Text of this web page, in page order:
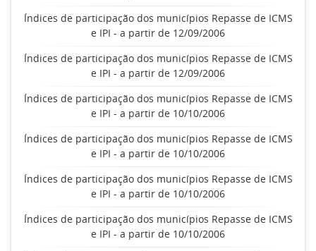
Índices de participação dos municípios Repasse de ICMS
e IPI - a partir de 12/09/2006
Índices de participação dos municípios Repasse de ICMS
e IPI - a partir de 12/09/2006
Índices de participação dos municípios Repasse de ICMS
e IPI - a partir de 10/10/2006
Índices de participação dos municípios Repasse de ICMS
e IPI - a partir de 10/10/2006
Índices de participação dos municípios Repasse de ICMS
e IPI - a partir de 10/10/2006
Índices de participação dos municípios Repasse de ICMS
e IPI - a partir de 10/10/2006